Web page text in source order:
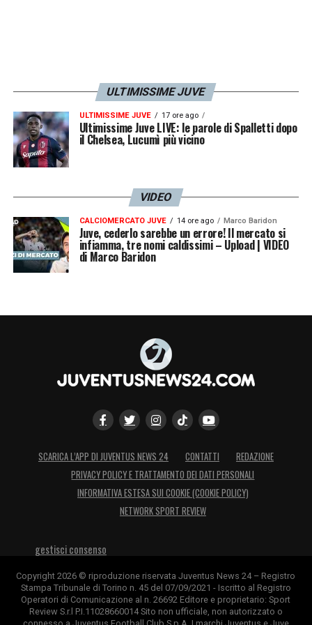
Grosso 5.5– Imballata, deve crescere di
condizione. Dal 63′Bellucci 6– Qualche
geometria
– Quando parte a destra spesse
volte va via. In una di questa propizia il gol di
Nystrom. Dal 54′Beerensteyn 6– Al rientro
dopo il Mondiale
pochi palloni toccati della sua partita. Dal 46′
– Poco coinvolta come Nystrom,
lavora bene in un paio di occasioni spalle alla
5.5– Prova un paio di volte la
conclusione con scarsa fortuna. Nessun
altro squillo particolare. Dal 54′Caruso 6
Tra le linee il suo trova il modo di farlo
6– Un altro passetto verso
LA PLAYLIST DELLE NOSTRE TOP NEWS
ULTIMISSIME JUVE
ULTIMISSIME JUVE 17 ore ago
Ultimissime Juve LIVE: le parole di Spalletti dopo
il Chelsea, Lucumì più vicino
VIDEO
CALCIOMERCATO JUVE 14 ore ago Marco Baridon
Juve, cederlo sarebbe un errore! Il mercato si
infiamma, tre nomi caldissimi – Upload | VIDEO
di Marco Baridon
SCARICA L’APP DI JUVENTUS NEWS 24 CONTATTI
REDAZIONE
PRIVACY POLICY E TRATTAMENTO DEI DATI PERSONALI
INFORMATIVA ESTESA SUI COOKIE (COOKIE POLICY)
NETWORK SPORT REVIEW
gestisci consenso
Copyright 2026 © riproduzione riservata Juventus News 24 – Registro
Stampa Tribunale di Torino n. 45 del 07/09/2021 - Iscritto al Registro
Operatori di Comunicazione al n. 26692 Editore e proprietario: Sport
Review S.r.l P.I.11028660014 Sito non ufficiale, non autorizzato o